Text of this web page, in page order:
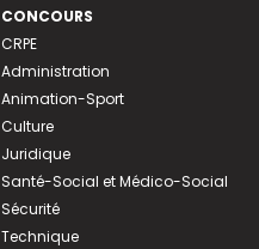
CONCOURS
CRPE
Administration
Animation-Sport
Culture
Juridique
Santé-Social et Médico-Social
Sécurité
Technique